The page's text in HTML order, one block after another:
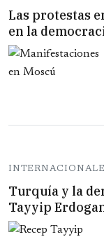
Las protestas
en la
Turquía y la
Tayyip